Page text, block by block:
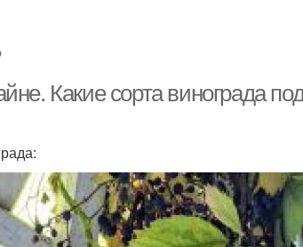
Какие сорта винограда